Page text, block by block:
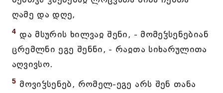
ღამე და დღე,
4 და მსურის ხილვაჲ შენი, - მომეჴსენებიან
ცრემლნი ეგე შენნი, - რაჲთა სიხარულითა
აღვივსო.
5 მოვიჴსენებ, რომელ-ეგე არს შენ თანა